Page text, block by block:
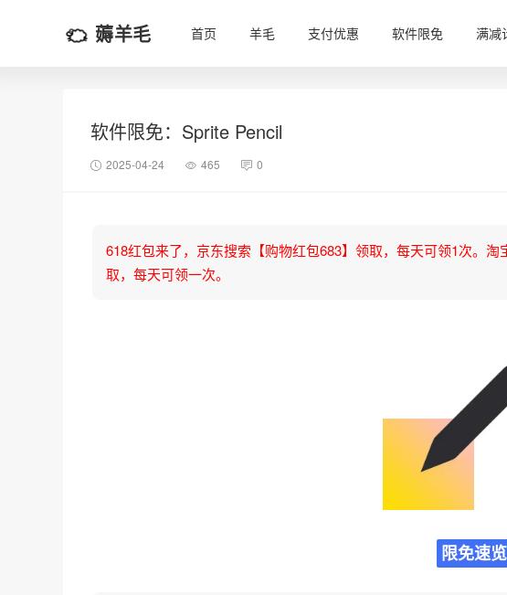
薅羊毛 首页 羊毛 支付优惠 软件限免 满减
软件限免：Sprite Pencil
2025-04-24 465 0
618红包来了，京东搜索【购物红包683】领取，每天可领1次。
取，每天可领一次。
限免速览